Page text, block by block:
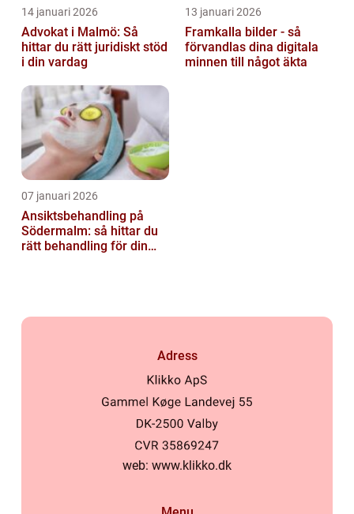
14 januari 2026
Advokat i Malmö: Så
hittar du rätt juridiskt stöd
i din vardag
13 januari 2026
Framkalla bilder - så
förvandlas dina digitala
minnen till något äkta
07 januari 2026
Ansiktsbehandling på
Södermalm: så hittar du
rätt behandling för din
Adress
web: www.klikko.dk